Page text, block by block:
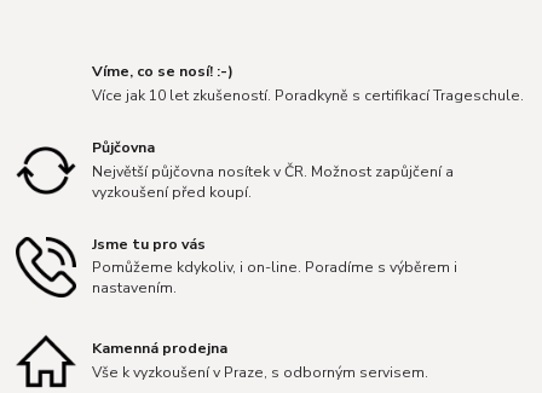
Víme, co se nosí! :-)
Více jak 10 let zkušeností. Poradkyně s certifikací Trageschule.
Půjčovna
Největší půjčovna nosítek v ČR. Možnost zapůjčení a
vyzkoušení před koupí.
Jsme tu pro vás
Pomůžeme kdykoliv, i on-line. Poradíme s výběrem i
nastavením.
Kamenná prodejna
Vše k vyzkoušení v Praze, s odborným servisem.